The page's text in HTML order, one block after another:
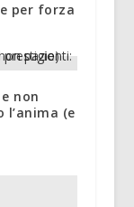
per forza
non
l’anima (e